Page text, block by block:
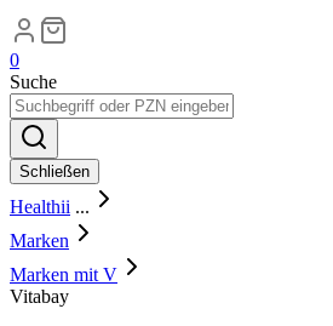
0
Suche
Schließen
Healthii ...
Marken
Marken mit V
Vitabay